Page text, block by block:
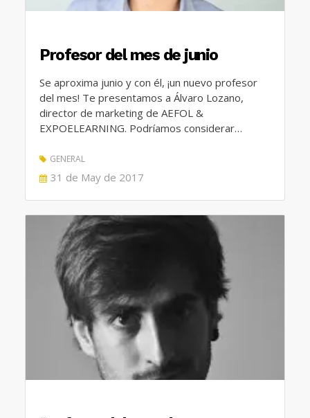
Profesor del mes de junio
Se aproxima junio y con él, ¡un nuevo profesor
del mes! Te presentamos a Álvaro Lozano,
director de marketing de AEFOL &
EXPOELEARNING. Podríamos considerar…
GENERAL
POSTED
31 de May de 2017